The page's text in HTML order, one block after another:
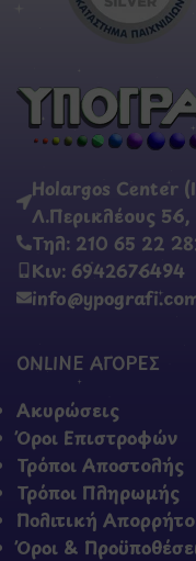
Holargos Center
Λ.Περικλέους
Τηλ: 210 65 22
Κιν: 6942676494
ONLINE ΑΓΟΡΕΣ
Ακυρώσεις
Όροι Επιστροφών
Τρόποι Αποστολής
Τρόποι Πληρωμής
Πολιτική
Όροι &